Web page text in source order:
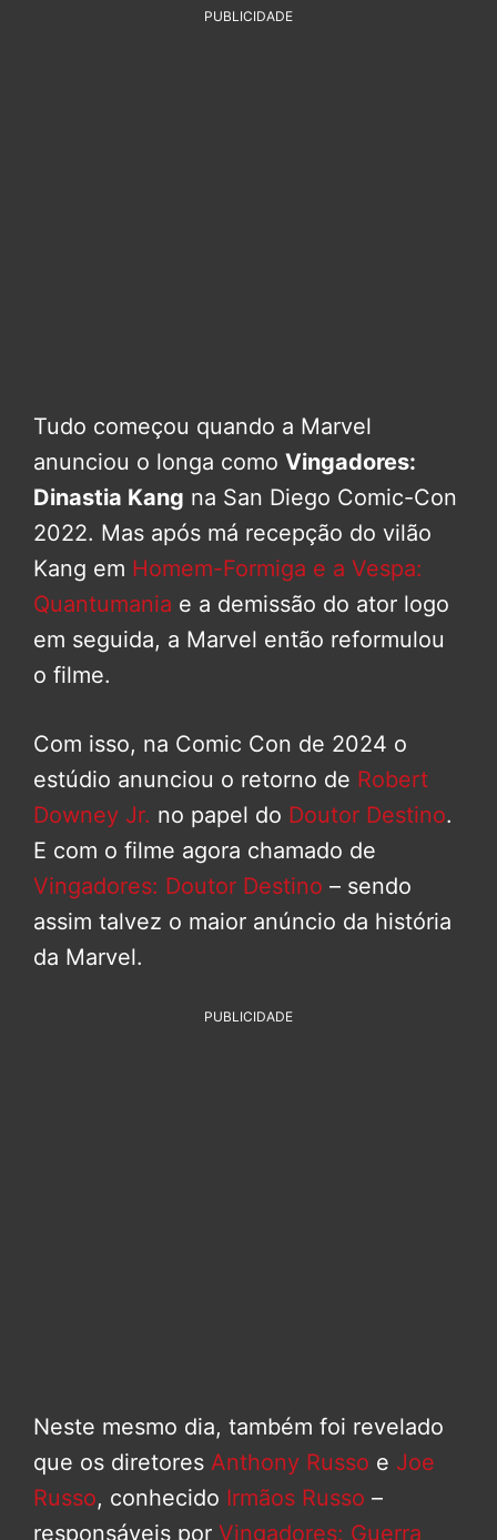
PUBLICIDADE
Tudo começou quando a Marvel
anunciou o longa como Vingadores:
Dinastia Kang na San Diego Comic-Con
2022. Mas após má recepção do vilão
Kang em Homem-Formiga e a Vespa:
Quantumania e a demissão do ator logo
em seguida, a Marvel então reformulou
o filme.
Com isso, na Comic Con de 2024 o
estúdio anunciou o retorno de Robert
Downey Jr. no papel do Doutor Destino.
E com o filme agora chamado de
Vingadores: Doutor Destino – sendo
assim talvez o maior anúncio da história
da Marvel.
PUBLICIDADE
Neste mesmo dia, também foi revelado
que os diretores Anthony Russo e Joe
Russo, conhecido Irmãos Russo –
responsáveis por Vingadores: Guerra